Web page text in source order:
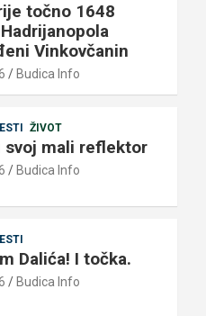
točno 1648
Vinkovčanin
Budica Info
ŽIVOT
svoj mali reflektor
Budica Info
Dalića! I točka.
Budica Info